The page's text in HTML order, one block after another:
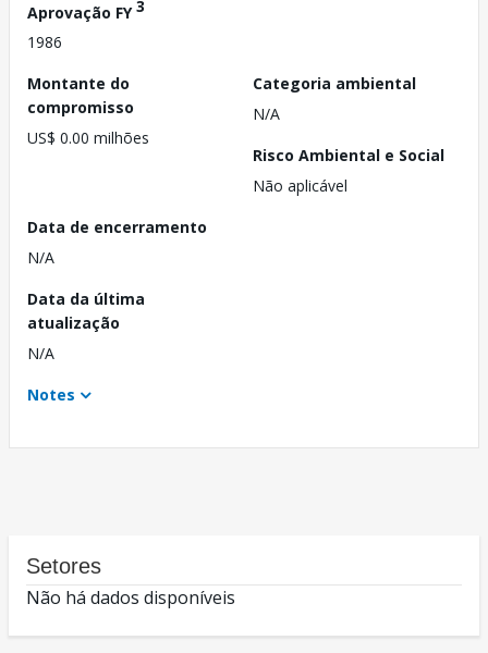
Aprovação FY3
1986
Montante do
compromisso
US$ 0.00 milhões
Categoria ambiental
N/A
Risco Ambiental e Social
Não aplicável
Data de encerramento
N/A
Data da última
atualização
N/A
Notes
Setores
Não há dados disponíveis